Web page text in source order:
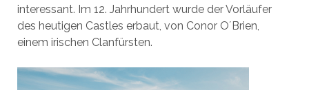
interessant. Im 12. Jahrhundert wurde der Vorläufer
des heutigen Castles erbaut, von Conor O´Brien,
einem irischen Clanfürsten.